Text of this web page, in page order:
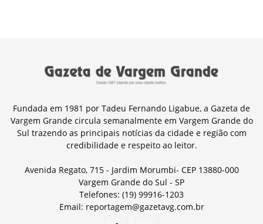
Fundada em 1981 por Tadeu Fernando Ligabue, a Gazeta de
Vargem Grande circula semanalmente em Vargem Grande do
Sul trazendo as principais notícias da cidade e região com
credibilidade e respeito ao leitor.
Avenida Regato, 715 - Jardim Morumbi- CEP 13880-000
Vargem Grande do Sul - SP
Telefones: (19) 99916-1203
Email: reportagem@gazetavg.com.br